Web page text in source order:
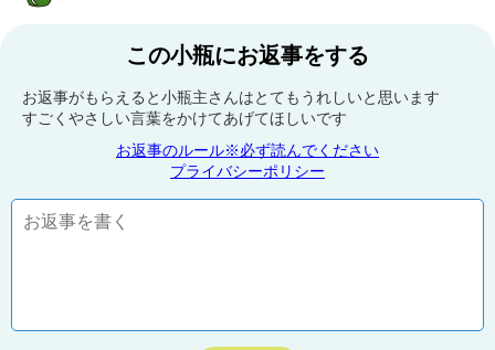
この小瓶にお返事をする
お返事がもらえると小瓶主さんはとてもうれしいと思います
すごくやさしい言葉をかけてあげてほしいです
お返事のルール※必ず読んでください
プライバシーポリシー